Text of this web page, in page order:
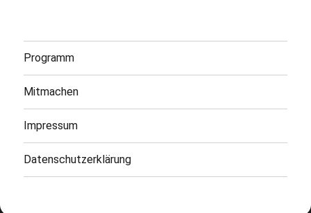
Programm
Mitmachen
Impressum
Datenschutzerklärung